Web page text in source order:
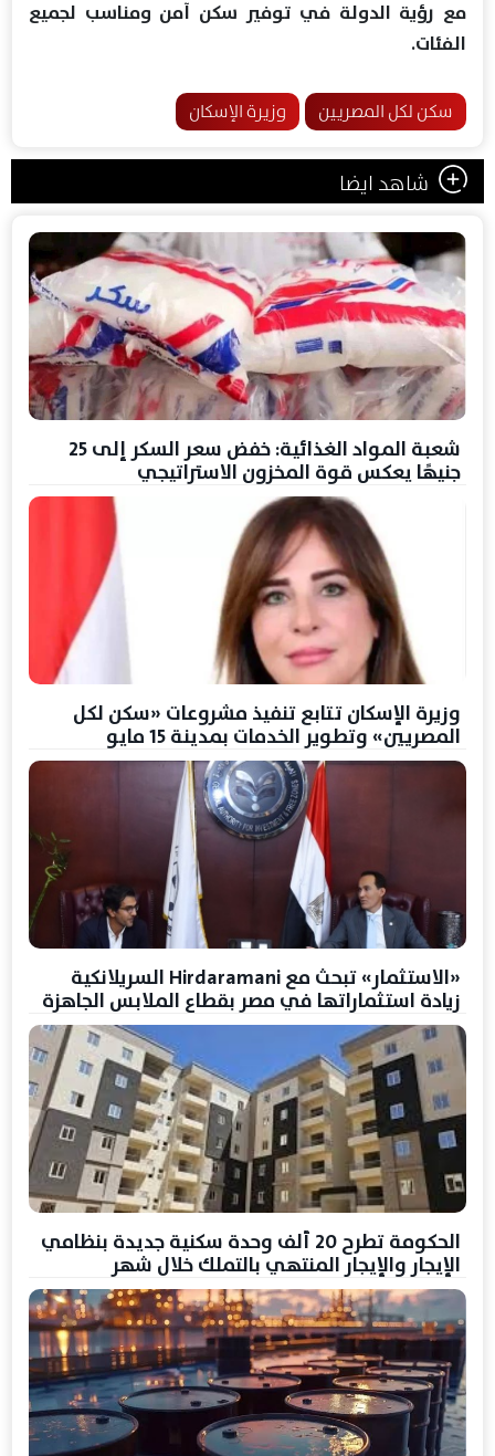
مع رؤية الدولة في توفير سكن آمن ومناسب لجميع
الفئات.
سكن لكل المصريين وزيرة الإسكان
شاهد ايضا
شعبة المواد الغذائية: خفض سعر السكر إلى 25
جنيهًا يعكس قوة المخزون الاستراتيجي
وزيرة الإسكان تتابع تنفيذ مشروعات «سكن لكل
المصريين» وتطوير الخدمات بمدينة 15 مايو
«الاستثمار» تبحث مع Hirdaramani السريلانكية
زيادة استثماراتها في مصر بقطاع الملابس الجاهزة
الحكومة تطرح 20 ألف وحدة سكنية جديدة بنظامي
الإيجار والإيجار المنتهي بالتملك خلال شهر